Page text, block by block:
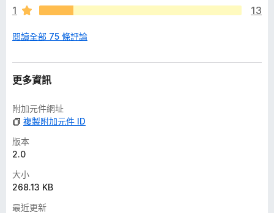
1
13
閱讀全部 75 條評論
更多資訊
附加元件網址
複製附加元件 ID
版本
2.0
大小
268.13 KB
最近更新